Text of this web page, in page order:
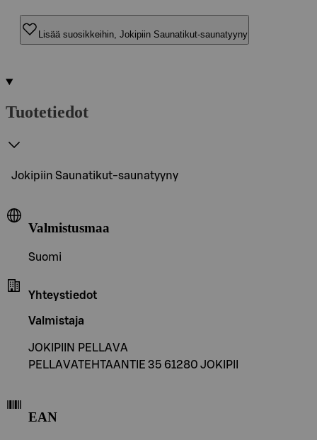
Lisää suosikkeihin, Jokipiin Saunatikut-saunatyyny
Tuotetiedot
Jokipiin Saunatikut-saunatyyny
Valmistusmaa
Suomi
Yhteystiedot
Valmistaja
JOKIPIIN PELLAVA
PELLAVATEHTAANTIE 35 61280 JOKIPII
EAN